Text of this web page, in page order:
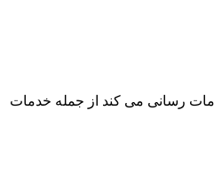
رسانی می کند از جمله خدمات